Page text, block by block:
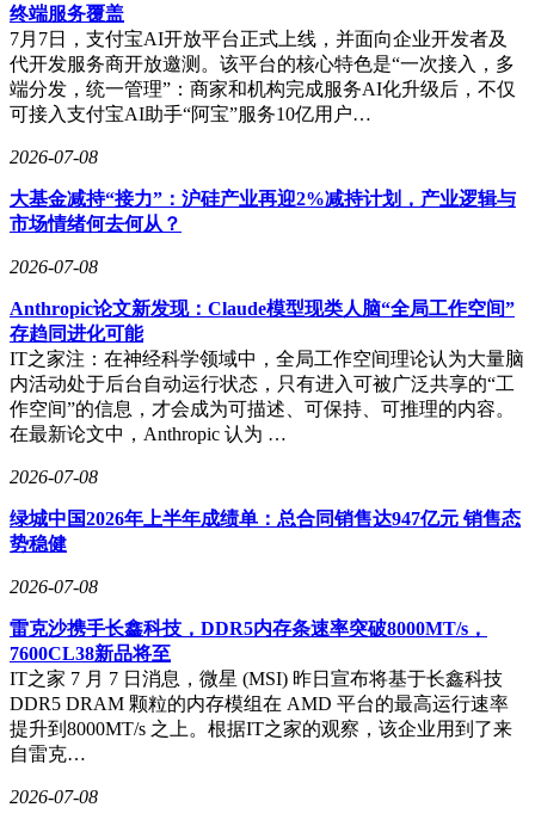
终端服务覆盖
7月7日，支付宝AI开放平台正式上线，并面向企业开发者及
代开发服务商开放邀测。该平台的核心特色是“一次接入，多
端分发，统一管理”：商家和机构完成服务AI化升级后，不仅
可接入支付宝AI助手“阿宝”服务10亿用户…
2026-07-08
大基金减持“接力”：沪硅产业再迎2%减持计划，产业逻辑与
市场情绪何去何从？
2026-07-08
Anthropic论文新发现：Claude模型现类人脑“全局工作空间”
存趋同进化可能
IT之家注：在神经科学领域中，全局工作空间理论认为大量脑
内活动处于后台自动运行状态，只有进入可被广泛共享的“工
作空间”的信息，才会成为可描述、可保持、可推理的内容。
在最新论文中，Anthropic 认为 …
2026-07-08
绿城中国2026年上半年成绩单：总合同销售达947亿元 销售态
势稳健
2026-07-08
雷克沙携手长鑫科技，DDR5内存条速率突破8000MT/s，
7600CL38新品将至
IT之家 7 月 7 日消息，微星 (MSI) 昨日宣布将基于长鑫科技
DDR5 DRAM 颗粒的内存模组在 AMD 平台的最高运行速率
提升到8000MT/s 之上。根据IT之家的观察，该企业用到了来
自雷克…
2026-07-08